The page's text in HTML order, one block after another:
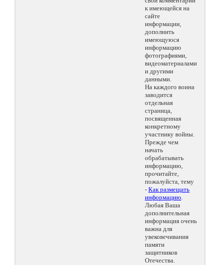
к имеющейся на
сайте
информации,
дополнить
имеющуюся
информацию
фотографиями,
видеоматериалами
и другими
данными.
На каждого воина
заводится
отдельная
страница,
посвященная
конкретному
участнику войны.
Прежде чем
начать
обрабатывать
информацию,
прочитайте,
пожалуйста, тему
- Как размещать
информацию.
Любая Ваша
дополнительная
информация очень
важна для
увековечивания
памяти
защитников
Отечества.